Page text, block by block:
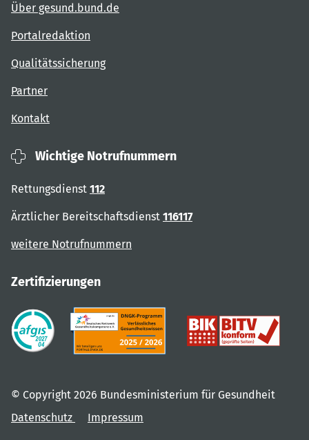
Über gesund.bund.de
Portalredaktion
Qualitätssicherung
Partner
Kontakt
Wichtige Notrufnummern
Rettungsdienst 112
Ärztlicher Bereitschaftsdienst 116117
weitere Notrufnummern
Zertifizierungen
© Copyright 2026 Bundesministerium für Gesundheit
Datenschutz
Impressum